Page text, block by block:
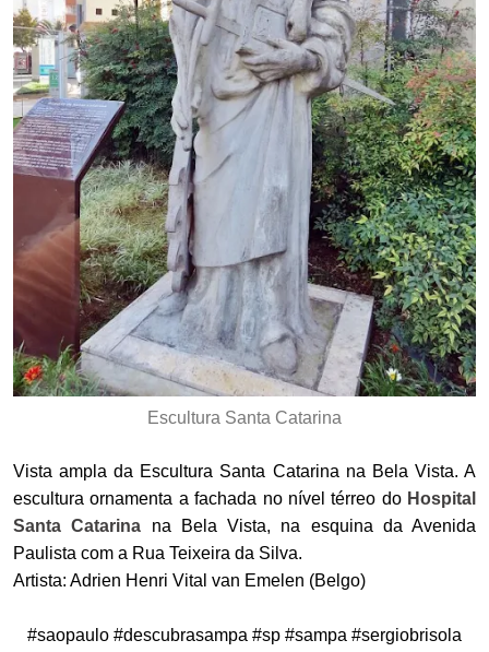
Escultura Santa Catarina
Vista ampla da Escultura Santa Catarina na Bela Vista. A
escultura ornamenta a fachada no nível térreo do Hospital
Santa Catarina na Bela Vista, na esquina da Avenida
Paulista com a Rua Teixeira da Silva.
Artista: Adrien Henri Vital van Emelen (Belgo)
#saopaulo #descubrasampa #sp #sampa #sergiobrisola